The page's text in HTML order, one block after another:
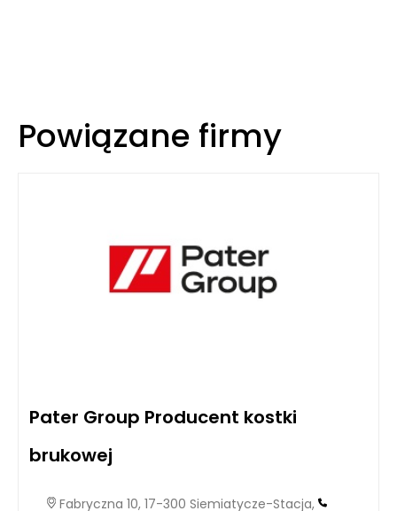
Powiązane firmy
Pater Group Producent kostki
brukowej
Fabryczna 10, 17-300 Siemiatycze-Stacja,